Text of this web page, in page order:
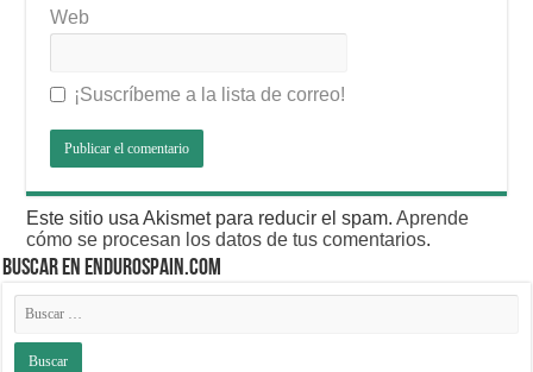
Web
¡Suscríbeme a la lista de correo!
Este sitio usa Akismet para reducir el spam.Aprende
cómo se procesan los datos de tus comentarios.
BUSCAR EN ENDUROSPAIN.COM